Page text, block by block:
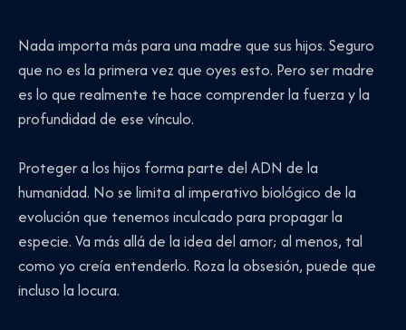
Nada importa más para una madre que sus hijos. Seguro
que no es la primera vez que oyes esto. Pero ser madre
es lo que realmente te hace comprender la fuerza y la
profundidad de ese vínculo.
Proteger a los hijos forma parte del ADN de la
humanidad. No se limita al imperativo biológico de la
evolución que tenemos inculcado para propagar la
especie. Va más allá de la idea del amor; al menos, tal
como yo creía entenderlo. Roza la obsesión, puede que
incluso la locura.